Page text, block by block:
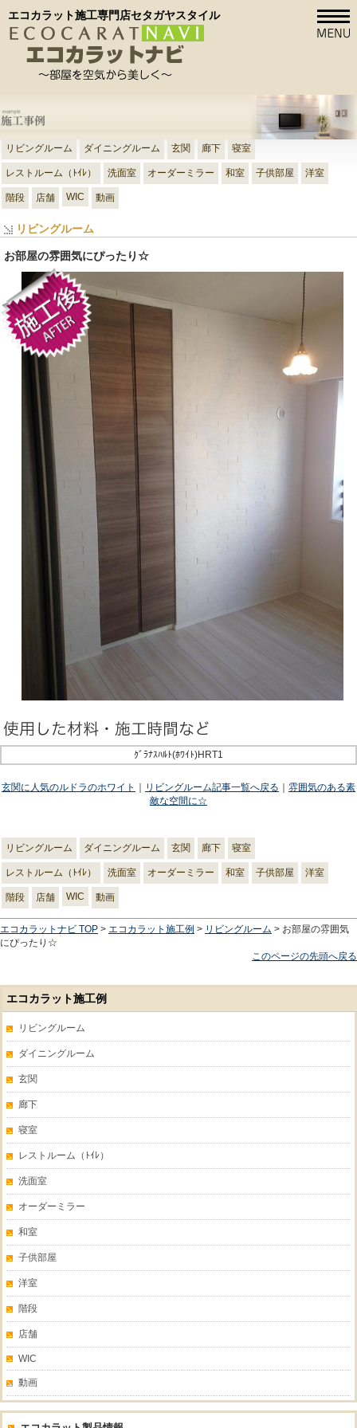
エコカラット施工専門店セタガヤスタイル
リビングルーム ダイニングルーム 玄関 廊下 寝室
レストルーム（ﾄｲﾚ） 洗面室 オーダーミラー 和室 子供部屋 洋室
階段 店舗 WIC 動画
リビングルーム
お部屋の雰囲気にぴったり☆
ｸﾞﾗﾅｽﾊﾙﾄ(ﾎﾜｲﾄ)HRT1
玄関に人気のルドラのホワイト ｜ リビングルーム記事一覧へ戻る ｜ 雰囲気のある素
敵な空間に☆
リビングルーム ダイニングルーム 玄関 廊下 寝室
レストルーム（ﾄｲﾚ） 洗面室 オーダーミラー 和室 子供部屋 洋室
階段 店舗 WIC 動画
エコカラットナビ TOP > エコカラット施工例 > リビングルーム > お部屋の雰囲気
にぴったり☆
このページの先頭へ戻る
エコカラット施工例
リビングルーム
ダイニングルーム
玄関
廊下
寝室
レストルーム（ﾄｲﾚ）
洗面室
オーダーミラー
和室
子供部屋
洋室
階段
店舗
WIC
動画